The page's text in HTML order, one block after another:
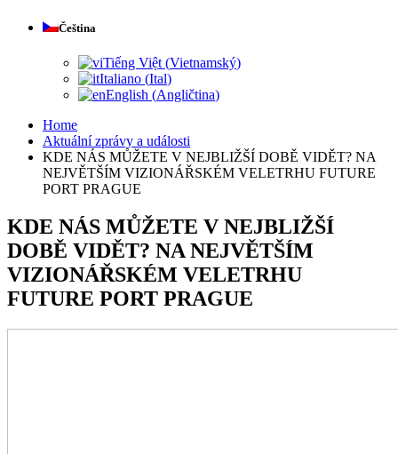
Čeština
Tiếng Việt (Vietnamský)
Italiano (Ital)
English (Angličtina)
Home
Aktuální zprávy a události
KDE NÁS MŮŽETE V NEJBLIŽŠÍ DOBĚ VIDĚT? NA
NEJVĚTŠÍM VIZIONÁŘSKÉM VELETRHU FUTURE
PORT PRAGUE
KDE NÁS MŮŽETE V NEJBLIŽŠÍ
DOBĚ VIDĚT? NA NEJVĚTŠÍM
VIZIONÁŘSKÉM VELETRHU
FUTURE PORT PRAGUE